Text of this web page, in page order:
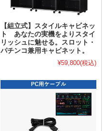
【組立式】スタイルキャビネッ
ト あなたの実機をよりスタイ
リッシュに魅せる。スロット・
パチンコ兼用キャビネット。
¥59,800(税込)